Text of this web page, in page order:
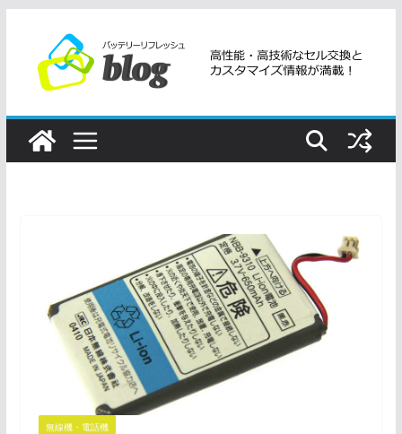
ツ
無線機・電話機